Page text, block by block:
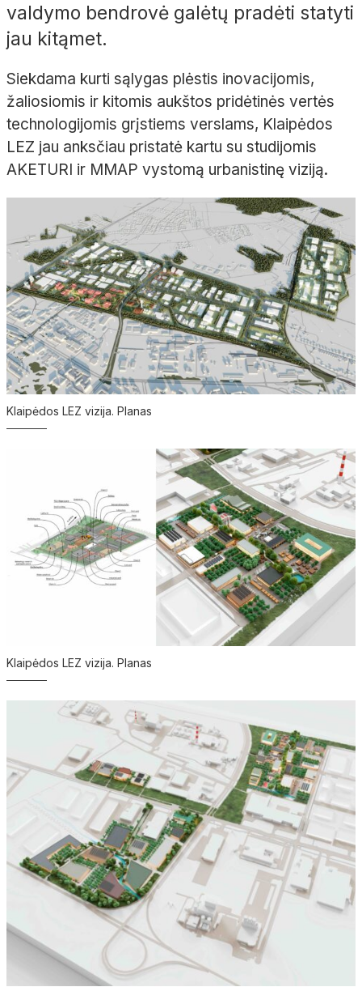
valdymo bendrovė galėtų pradėti statyti
jau kitąmet.
Siekdama kurti sąlygas plėstis inovacijomis,
žaliosiomis ir kitomis aukštos pridėtinės vertės
technologijomis grįstiems verslams, Klaipėdos
LEZ jau anksčiau pristatė kartu su studijomis
AKETURI ir MMAP vystomą urbanistinę viziją.
Klaipėdos LEZ vizija. Planas
Klaipėdos LEZ vizija. Planas